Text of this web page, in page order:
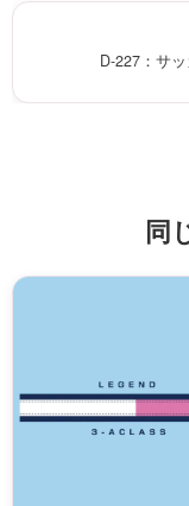
D-227：サ
同